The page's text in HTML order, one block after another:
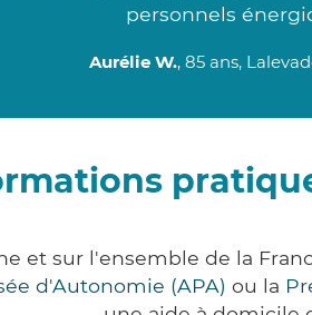
personnels
Aurélie W., 85 ans,
et sur l'ensemble de la
d'Autonomie (APA) ou la